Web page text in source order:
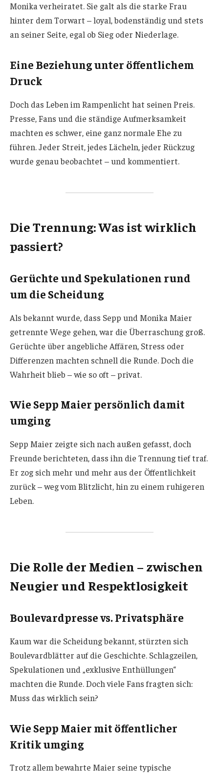
Monika verheiratet. Sie galt als die starke Frau
hinter dem Torwart – loyal, bodenständig und stets
an seiner Seite, egal ob Sieg oder Niederlage.
Eine Beziehung unter öffentlichem
Druck
Doch das Leben im Rampenlicht hat seinen Preis.
Presse, Fans und die ständige Aufmerksamkeit
machten es schwer, eine ganz normale Ehe zu
führen. Jeder Streit, jedes Lächeln, jeder Rückzug
wurde genau beobachtet – und kommentiert.
Die Trennung: Was ist wirklich
passiert?
Gerüchte und Spekulationen rund
um die Scheidung
Als bekannt wurde, dass Sepp und Monika Maier
getrennte Wege gehen, war die Überraschung groß.
Gerüchte über angebliche Affären, Stress oder
Differenzen machten schnell die Runde. Doch die
Wahrheit blieb – wie so oft – privat.
Wie Sepp Maier persönlich damit
umging
Sepp Maier zeigte sich nach außen gefasst, doch
Freunde berichteten, dass ihn die Trennung tief traf.
Er zog sich mehr und mehr aus der Öffentlichkeit
zurück – weg vom Blitzlicht, hin zu einem ruhigeren
Leben.
Die Rolle der Medien – zwischen
Neugier und Respektlosigkeit
Boulevardpresse vs. Privatsphäre
Kaum war die Scheidung bekannt, stürzten sich
Boulevardblätter auf die Geschichte. Schlagzeilen,
Spekulationen und „exklusive Enthüllungen“
machten die Runde. Doch viele Fans fragten sich:
Muss das wirklich sein?
Wie Sepp Maier mit öffentlicher
Kritik umging
Trotz allem bewahrte Maier seine typische